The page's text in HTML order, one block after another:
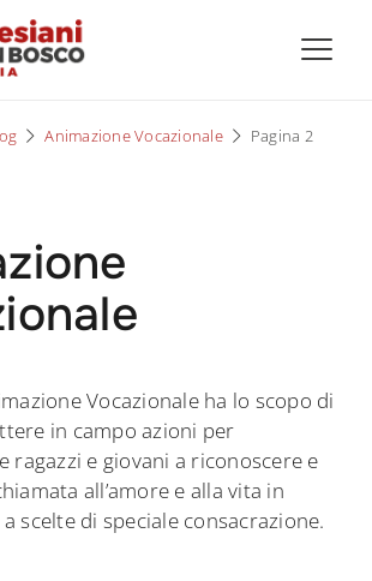
Animazione Vocazionale Pagina 2
Vocazionale ha lo scopo di
in campo azioni per
ragazzi e giovani a riconoscere e
all’amore e alla vita in
scelte di speciale consacrazione.